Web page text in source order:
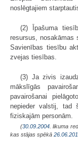
noslēgtajiem
(2) Īpašuma
resursus, nosakāmas
Savienības tiesību
zvejas tiesības.
(3) Ja zivis
mākslīgās
pavairošanai
nepieder valstij, tad
fiziskajām personām.
(30.09.2004 . likuma
kas stājas spēkā